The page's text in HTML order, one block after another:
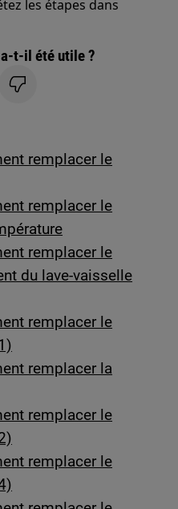
les étapes dans
t-il été utile ?
remplacer le
remplacer le
remplacer le
du lave-vaisselle
remplacer le
remplacer la
remplacer le
remplacer le